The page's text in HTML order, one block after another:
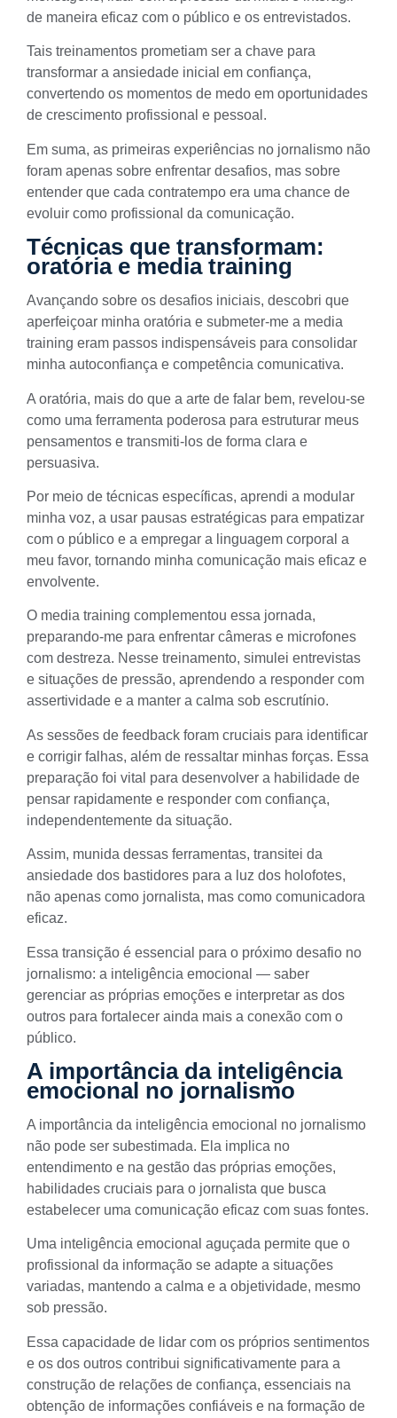
de maneira eficaz com o público e os entrevistados.
Tais treinamentos prometiam ser a chave para
transformar a ansiedade inicial em confiança,
convertendo os momentos de medo em oportunidades
de crescimento profissional e pessoal.
Em suma, as primeiras experiências no jornalismo não
foram apenas sobre enfrentar desafios, mas sobre
entender que cada contratempo era uma chance de
evoluir como profissional da comunicação.
Técnicas que transformam:
oratória e media training
Avançando sobre os desafios iniciais, descobri que
aperfeiçoar minha oratória e submeter-me a media
training eram passos indispensáveis para consolidar
minha autoconfiança e competência comunicativa.
A oratória, mais do que a arte de falar bem, revelou-se
como uma ferramenta poderosa para estruturar meus
pensamentos e transmiti-los de forma clara e
persuasiva.
Por meio de técnicas específicas, aprendi a modular
minha voz, a usar pausas estratégicas para empatizar
com o público e a empregar a linguagem corporal a
meu favor, tornando minha comunicação mais eficaz e
envolvente.
O media training complementou essa jornada,
preparando-me para enfrentar câmeras e microfones
com destreza. Nesse treinamento, simulei entrevistas
e situações de pressão, aprendendo a responder com
assertividade e a manter a calma sob escrutínio.
As sessões de feedback foram cruciais para identificar
e corrigir falhas, além de ressaltar minhas forças. Essa
preparação foi vital para desenvolver a habilidade de
pensar rapidamente e responder com confiança,
independentemente da situação.
Assim, munida dessas ferramentas, transitei da
ansiedade dos bastidores para a luz dos holofotes,
não apenas como jornalista, mas como comunicadora
eficaz.
Essa transição é essencial para o próximo desafio no
jornalismo: a inteligência emocional — saber
gerenciar as próprias emoções e interpretar as dos
outros para fortalecer ainda mais a conexão com o
público.
A importância da inteligência
emocional no jornalismo
A importância da inteligência emocional no jornalismo
não pode ser subestimada. Ela implica no
entendimento e na gestão das próprias emoções,
habilidades cruciais para o jornalista que busca
estabelecer uma comunicação eficaz com suas fontes.
Uma inteligência emocional aguçada permite que o
profissional da informação se adapte a situações
variadas, mantendo a calma e a objetividade, mesmo
sob pressão.
Essa capacidade de lidar com os próprios sentimentos
e os dos outros contribui significativamente para a
construção de relações de confiança, essenciais na
obtenção de informações confiáveis e na formação de